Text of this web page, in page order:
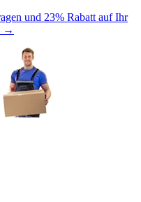
und 23% Rabatt auf Ihr
→